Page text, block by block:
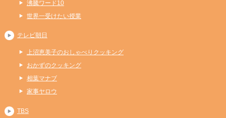
沸騰ワード10
世界一受けたい授業
テレビ朝日
上沼恵美子のおしゃべりクッキング
おかずのクッキング
相葉マナブ
家事ヤロウ
TBS